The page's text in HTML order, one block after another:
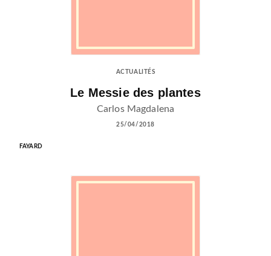
ACTUALITÉS
Le Messie des plantes
Carlos Magdalena
25/04/2018
FAYARD